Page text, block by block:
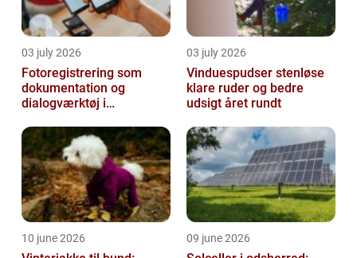
03 july 2026
Fotoregistrering som
dokumentation og
dialogværktøj i
03 july 2026
Vinduespudser stenløse
klare ruder og bedre
udsigt året rundt
10 june 2026 09 june 2026